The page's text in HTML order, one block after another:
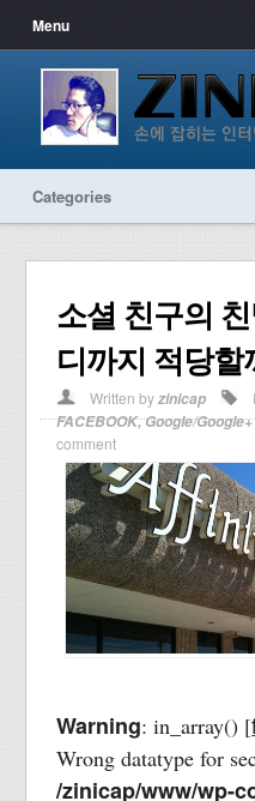
Menu
Categories
소셜 친구의
디까지 적당할
Written byzinicap
FACEBOOK,Google/Google+
comment
Warning: in_array() [
Wrong datatype for
/zinicap/www/wp-